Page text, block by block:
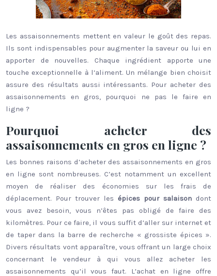
Les assaisonnements mettent en valeur le goût des repas.
Ils sont indispensables pour augmenter la saveur ou lui en
apporter de nouvelles. Chaque ingrédient apporte une
touche exceptionnelle à l’aliment. Un mélange bien choisit
assure des résultats aussi intéressants. Pour acheter des
assaisonnements en gros, pourquoi ne pas le faire en
ligne ?
Pourquoi acheter des
assaisonnements en gros en ligne ?
Les bonnes raisons d’acheter des assaisonnements en gros
en ligne sont nombreuses. C’est notamment un excellent
moyen de réaliser des économies sur les frais de
déplacement. Pour trouver les épices pour salaison dont
vous avez besoin, vous n’êtes pas obligé de faire des
kilomètres. Pour ce faire, il vous suffit d’aller sur internet et
de taper dans la barre de recherche « grossiste épices ».
Divers résultats vont apparaître, vous offrant un large choix
concernant le vendeur à qui vous allez acheter les
assaisonnements qu’il vous faut. L’achat en ligne offre